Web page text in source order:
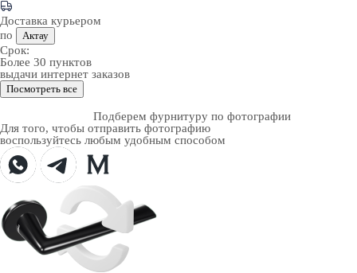
Доставка курьером
по
Актау
Срок:
Более 30 пунктов
выдачи интернет заказов
Посмотреть все
Подберем фурнитуру по фотографии
Для того, чтобы отправить фотографию
воспользуйтесь любым удобным способом